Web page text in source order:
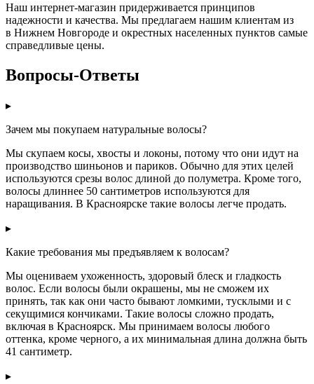
Наш интернет-магазин придерживается принципов
надежности и качества. Мы предлагаем нашим клиентам из
в Нижнем Новгороде и окрестных населенных пунктов самые
справедливые цены.
Вопросы-Ответы
▸
Зачем мы покупаем натуральные волосы?
Мы скупаем косы, хвосты и локоны, потому что они идут на
производство шиньонов и париков. Обычно для этих целей
используются срезы волос длиной до полуметра. Кроме того,
волосы длиннее 50 сантиметров используются для
наращивания. В Красноярске такие волосы легче продать.
▸
Какие требования мы предъявляем к волосам?
Мы оцениваем ухоженность, здоровый блеск и гладкость
волос. Если волосы были окрашены, мы не сможем их
принять, так как они часто бывают ломкими, тусклыми и с
секущимися кончиками. Такие волосы сложно продать,
включая в Красноярск. Мы принимаем волосы любого
оттенка, кроме черного, а их минимальная длина должна быть
41 сантиметр.
▸